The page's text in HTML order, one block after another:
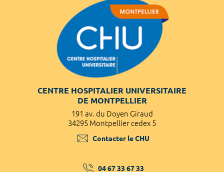
CENTRE HOSPITALIER UNIVERSITAIRE
DE MONTPELLIER
191 av. du Doyen Giraud
34295 Montpellier cedex 5
Contacter le CHU
04 67 33 67 33